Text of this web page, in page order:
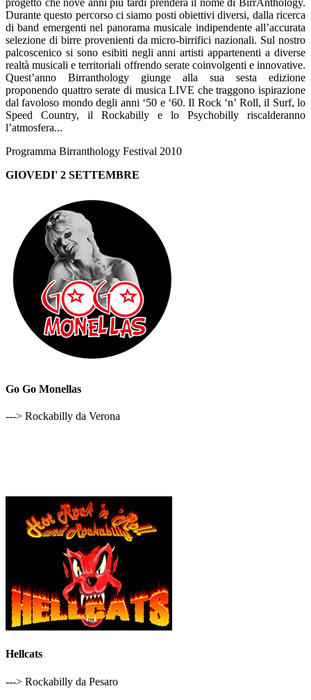
Durante questo percorso ci siamo posti obiettivi diversi, dalla ricerca
di band emergenti nel panorama musicale indipendente all’accurata
selezione di birre provenienti da micro-birrifici nazionali. Sul nostro
palcoscenico si sono esibiti negli anni artisti appartenenti a diverse
realtà musicali e territoriali offrendo serate coinvolgenti e innovative.
Quest’anno Birranthology giunge alla sua sesta edizione
proponendo quattro serate di musica LIVE che traggono ispirazione
dal favoloso mondo degli anni ‘50 e ‘60. Il Rock ‘n’ Roll, il Surf, lo
Speed Country, il Rockabilly e lo Psychobilly riscalderanno
l’atmosfera...
Programma Birranthology Festival 2010
GIOVEDI' 2 SETTEMBRE
Go Go Monellas
---> Rockabilly da Verona
Hellcats
---> Rockabilly da Pesaro